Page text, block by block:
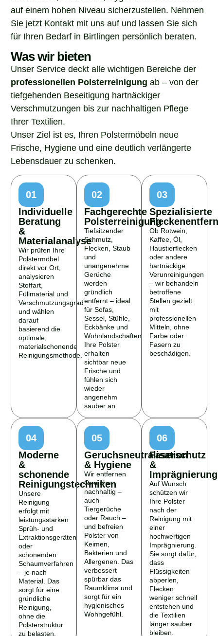
auf einem hohen Niveau sicherzustellen. Nehmen
Sie jetzt Kontakt mit uns auf und lassen Sie sich
für Ihren Bedarf in Birtlingen persönlich beraten.
Was wir bieten
Unser Service deckt alle wichtigen Bereiche der
professionellen Polsterreinigung ab – von der
tiefgehenden Beseitigung hartnäckiger
Verschmutzungen bis zur nachhaltigen Pflege
Ihrer Textilien.
Unser Ziel ist es, Ihren Polstermöbeln neue
Frische, Hygiene und eine deutlich verlängerte
Lebensdauer zu schenken.
01
Individuelle
Beratung
&
Materialanalyse
Wir prüfen Ihre
Polstermöbel
direkt vor Ort,
analysieren
Stoffart,
Füllmaterial und
Verschmutzungsgrad
und wählen
darauf
basierend die
optimale,
materialschonende
Reinigungsmethode.
02
Fachgerechte
Polsterreinigung
Tiefsitzender
Schmutz,
Flecken, Staub
und
unangenehme
Gerüche
werden
gründlich
entfernt – ideal
für Sofas,
Sessel, Stühle,
Eckbänke und
Wohnlandschaften.
Ihre Polster
erhalten
sichtbar neue
Frische und
fühlen sich
wieder
angenehm
sauber an.
03
Spezialisierte
Ob Rotwein,
Kaffee, Öl,
Haustierflecken
oder andere
hartnäckige
Verunreinigungen
– wir behandeln
betroffene
Stellen gezielt
mit
professionellen
Mitteln, ohne
Farbe oder
Fasern zu
beschädigen.
04
Moderne
&
schonende
Reinigungstechniken
Unsere
Reinigung
erfolgt mit
leistungsstarken
Sprüh- und
Extraktionsgeräten
oder
schonenden
Schaumverfahren
– je nach
Material. Das
sorgt für eine
gründliche
Reinigung,
ohne die
Polsterstruktur
zu belasten.
05
Geruchsneutralisation
& Hygiene
Wir entfernen
Gerüche
nachhaltig –
auch
Tiergerüche
oder Rauch –
und befreien
Polster von
Keimen,
Bakterien und
Allergenen. Das
verbessert
spürbar das
Raumklima und
sorgt für ein
hygienisches
Wohngefühl.
06
Faserschutz
&
Imprägnierung
Auf Wunsch
schützen wir
Ihre Polster
nach der
Reinigung mit
einer
hochwertigen
Imprägnierung.
Sie sorgt dafür,
dass
Flüssigkeiten
abperlen,
Flecken
weniger schnell
entstehen und
die Textilien
länger sauber
bleiben.